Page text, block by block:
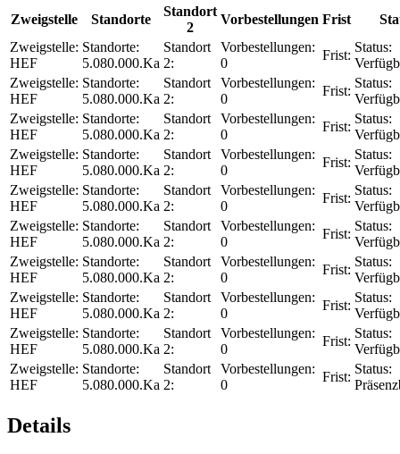
Zweigstelle Standorte
Standort
2
Vorbestellungen Frist
Zweigstelle:
HEF
Standorte:
5.080.000.Ka
Standort
2:
Vorbestellungen:
0
Frist:
Status:
Zweigstelle:
HEF
Standorte:
5.080.000.Ka
Standort
2:
Vorbestellungen:
0
Frist:
Status:
Zweigstelle:
HEF
Standorte:
5.080.000.Ka
Standort
2:
Vorbestellungen:
0
Frist:
Status:
Zweigstelle:
HEF
Standorte:
5.080.000.Ka
Standort
2:
Vorbestellungen:
0
Frist:
Status:
Zweigstelle:
HEF
Standorte:
5.080.000.Ka
Standort
2:
Vorbestellungen:
0
Frist:
Status:
Zweigstelle:
HEF
Standorte:
5.080.000.Ka
Standort
2:
Vorbestellungen:
0
Frist:
Status:
Zweigstelle:
HEF
Standorte:
5.080.000.Ka
Standort
2:
Vorbestellungen:
0
Frist:
Status:
Zweigstelle:
HEF
Standorte:
5.080.000.Ka
Standort
2:
Vorbestellungen:
0
Frist:
Status:
Zweigstelle:
HEF
Standorte:
5.080.000.Ka
Standort
2:
Vorbestellungen:
0
Frist:
Status:
Zweigstelle:
HEF
Standorte:
5.080.000.Ka
Standort
2:
Vorbestellungen:
0
Frist:
Status:
Details